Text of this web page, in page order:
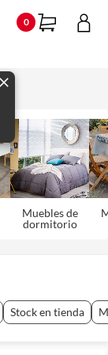
0
Muebles de
dormitorio
Stock en tienda